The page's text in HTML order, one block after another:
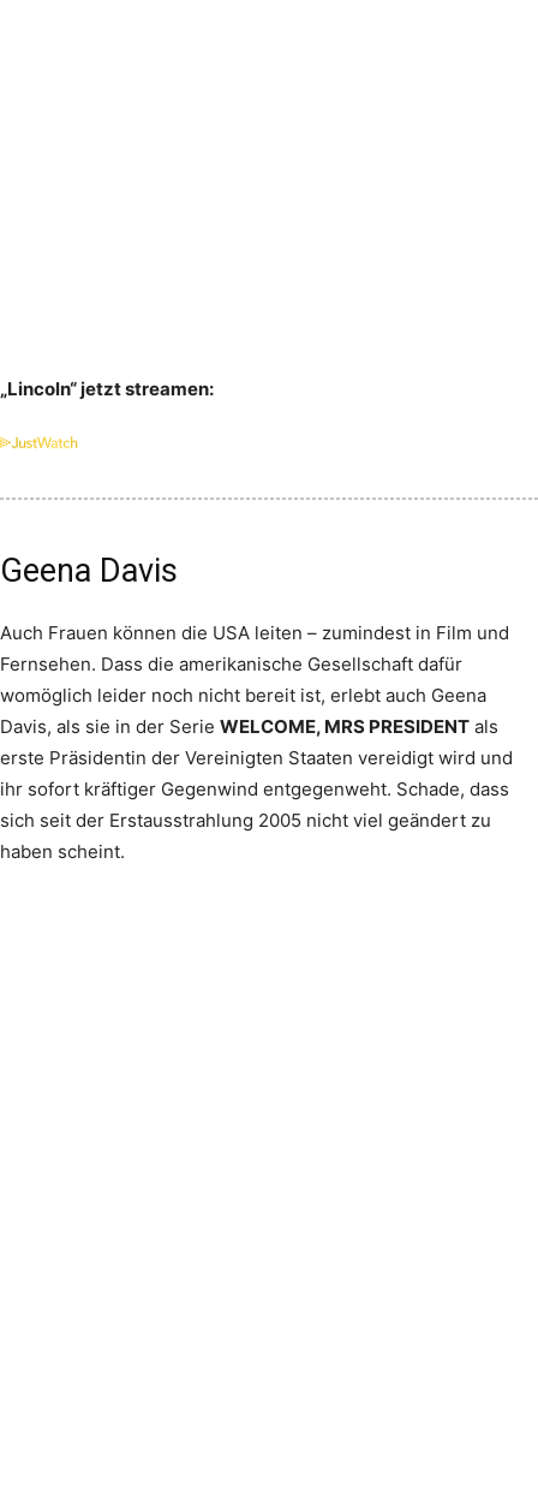
„Lincoln“ jetzt streamen:
Geena Davis
Auch Frauen können die USA leiten – zumindest in Film und
Fernsehen. Dass die amerikanische Gesellschaft dafür
womöglich leider noch nicht bereit ist, erlebt auch Geena
Davis, als sie in der Serie WELCOME, MRS PRESIDENT als
erste Präsidentin der Vereinigten Staaten vereidigt wird und
ihr sofort kräftiger Gegenwind entgegenweht. Schade, dass
sich seit der Erstausstrahlung 2005 nicht viel geändert zu
haben scheint.